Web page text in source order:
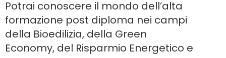
Potrai conoscere il mondo dell’alta
formazione post diploma nei campi
della Bioedilizia, della Green
Economy, del Risparmio Energetico e